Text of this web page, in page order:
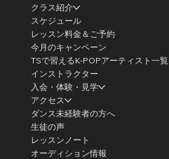
クラス紹介
スケジュール
レッスン料金＆ご予約
今月のキャンペーン
TSで習えるK-POPアーティスト一覧
インストラクター
入会・体験・見学
アクセス
ダンス未経験者の方へ
生徒の声
レッスンノート
オーディション情報